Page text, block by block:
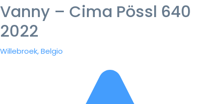
Vanny – Cima Pössl 640
2022
Willebroek, Belgio